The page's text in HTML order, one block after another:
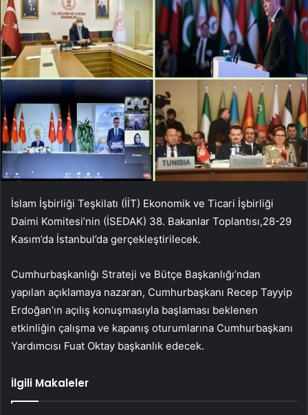
İslam İşbirliği Teşkilatı (İİT) Ekonomik ve Ticari İşbirliği
Daimi Komitesi’nin (İSEDAK) 38. Bakanlar Toplantısı,28-29
Kasım’da İstanbul’da gerçekleştirilecek.
Cumhurbaşkanlığı Strateji ve Bütçe Başkanlığı’ndan
yapılan açıklamaya nazaran, Cumhurbaşkanı Recep Tayyip
Erdoğan’ın açılış konuşmasıyla başlaması beklenen
etkinliğin çalışma ve kapanış oturumlarına Cumhurbaşkanı
Yardımcısı Fuat Oktay başkanlık edecek.
İlgili Makaleler